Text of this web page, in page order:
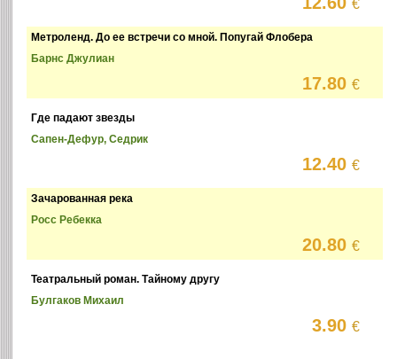
€
Метроленд. До ее встречи со мной. Попугай Флобера
Барнс Джулиан
17.80€
Где падают звезды
Сапен-Дефур, Седрик
12.40€
Зачарованная река
Росс Ребекка
20.80€
Театральный роман. Тайному другу
Булгаков Михаил
3.90€